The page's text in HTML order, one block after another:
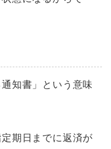
知書」という意味
期日までに返済が